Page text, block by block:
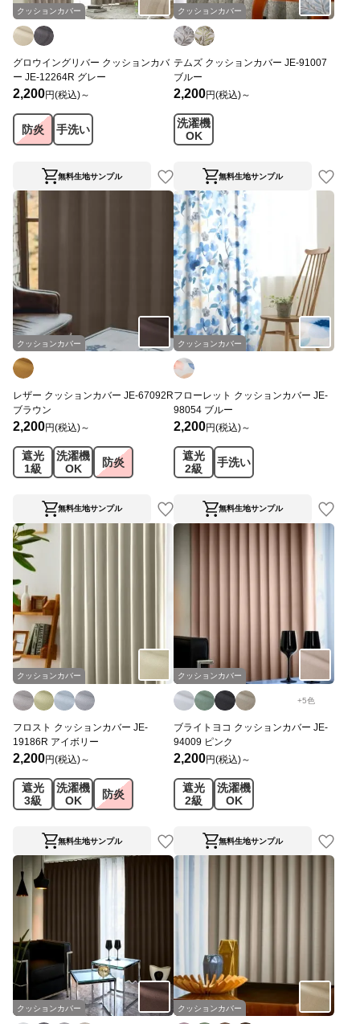
クッションカバー
グロウイングリバー クッションカバ
ー JE-12264R グレー
2,200円(税込)～
防炎 手洗い
無料生地サンプル
クッションカバー
テムズ クッションカバー JE-91007
ブルー
2,200円(税込)～
洗濯機
OK
無料生地サンプル
クッションカバー
レザー クッションカバー JE-67092R
ブラウン
2,200円(税込)～
遮光
1級
洗濯機
OK
防炎
無料生地サンプル
クッションカバー
フローレット クッションカバー JE-
98054 ブルー
2,200円(税込)～
遮光
2級
手洗い
無料生地サンプル
クッションカバー
フロスト クッションカバー JE-
19186R アイボリー
2,200円(税込)～
遮光
3級
洗濯機
OK
防炎
無料生地サンプル
クッションカバー
+5色
ブライトヨコ クッションカバー JE-
94009 ピンク
2,200円(税込)～
遮光
2級
洗濯機
OK
無料生地サンプル
クッションカバー クッションカバー